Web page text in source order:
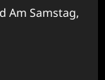
Am Samstag,